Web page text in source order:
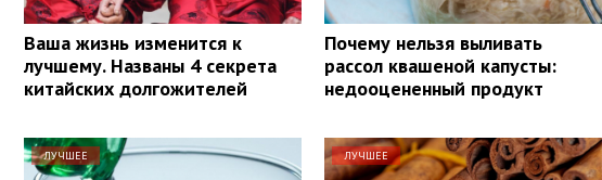
Ваша жизнь изменится к
лучшему. Названы 4 секрета
китайских долгожителей
Почему нельзя выливать
рассол квашеной капусты:
недооцененный продукт
ЛУЧШЕЕ ЛУЧШЕЕ